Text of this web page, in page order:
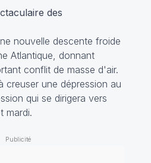
des
nouvelle descente froide
Atlantique, donnant
conflit de masse d'air.
creuser une dépression au
qui se dirigera vers
mardi.